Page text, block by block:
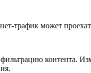
трафик может
контента.